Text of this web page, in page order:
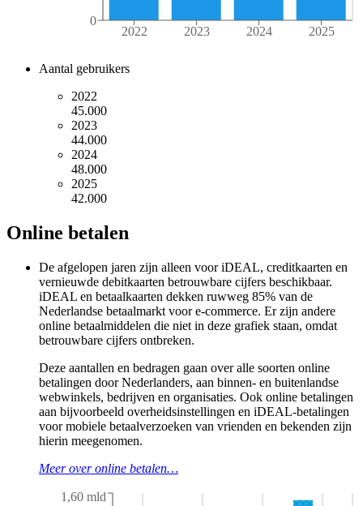
2022 2023 2024 2025
0
Aantal gebruikers
2022
45.000
2023
44.000
2024
48.000
2025
42.000
Online betalen
De afgelopen jaren zijn alleen voor iDEAL, creditkaarten en
vernieuwde debitkaarten betrouwbare cijfers beschikbaar.
iDEAL en betaalkaarten dekken ruwweg 85% van de
Nederlandse betaalmarkt voor e-commerce. Er zijn andere
online betaalmiddelen die niet in deze grafiek staan, omdat
betrouwbare cijfers ontbreken.
Deze aantallen en bedragen gaan over alle soorten online
betalingen door Nederlanders, aan binnen- en buitenlandse
webwinkels, bedrijven en organisaties. Ook online betalingen
aan bijvoorbeeld overheidsinstellingen en iDEAL-betalingen
voor mobiele betaalverzoeken van vrienden en bekenden zijn
hierin meegenomen.
Meer over online betalen…
1,60 mld